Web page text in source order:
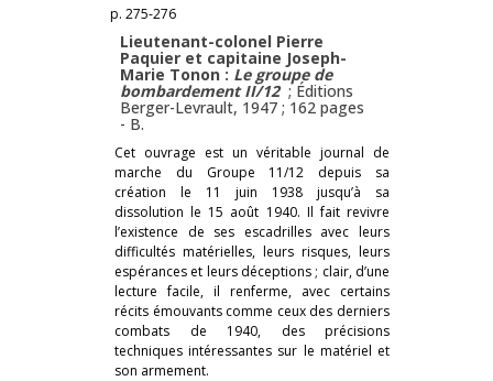
p. 275-276
Lieutenant-colonel Pierre
Paquier et capitaine Joseph-
Marie Tonon : Le groupe de
bombardement II/12 ; Éditions
Berger-Levrault, 1947 ; 162 pages
- B.
Cet ouvrage est un véritable journal de
marche du Groupe 11/12 depuis sa
création le 11 juin 1938 jusqu’à sa
dissolution le 15 août 1940. Il fait revivre
l’existence de ses escadrilles avec leurs
difficultés matérielles, leurs risques, leurs
espérances et leurs déceptions ; clair, d’une
lecture facile, il renferme, avec certains
récits émouvants comme ceux des derniers
combats de 1940, des précisions
techniques intéressantes sur le matériel et
son armement.